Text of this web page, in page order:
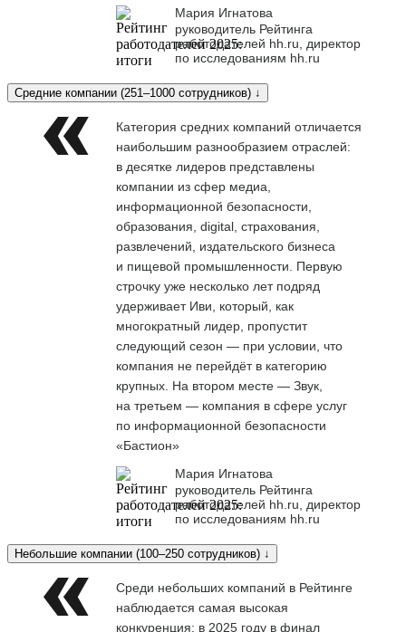
Мария Игнатова
руководитель Рейтинга
работодателей hh.ru, директор
по исследованиям hh.ru
Средние компании (251–1000 сотрудников) ↓
Категория средних компаний отличается
наибольшим разнообразием отраслей:
в десятке лидеров представлены
компании из сфер медиа,
информационной безопасности,
образования, digital, страхования,
развлечений, издательского бизнеса
и пищевой промышленности. Первую
строчку уже несколько лет подряд
удерживает Иви, который, как
многократный лидер, пропустит
следующий сезон — при условии, что
компания не перейдёт в категорию
крупных. На втором месте — Звук,
на третьем — компания в сфере услуг
по информационной безопасности
«Бастион»
Мария Игнатова
руководитель Рейтинга
работодателей hh.ru, директор
по исследованиям hh.ru
Небольшие компании (100–250 сотрудников) ↓
Среди небольших компаний в Рейтинге
наблюдается самая высокая
конкуренция: в 2025 году в финал